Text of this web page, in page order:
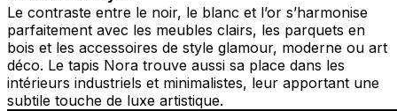
Le contraste entre le noir, le blanc et l’or s’harmonise
parfaitement avec les meubles clairs, les parquets en
bois et les accessoires de style glamour, moderne ou art
déco. Le tapis Nora trouve aussi sa place dans les
intérieurs industriels et minimalistes, leur apportant une
subtile touche de luxe artistique.